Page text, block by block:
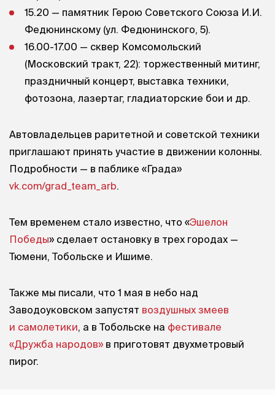
15.20 — памятник Герою Советского Союза И.И.
Федюнинскому (ул. Федюнинского, 5).
16.00-17.00 — сквер Комсомольский
(Московский тракт, 22): торжественный митинг,
праздничный концерт, выставка техники,
фотозона, лазертаг, гладиаторские бои и др.
Автовладельцев раритетной и советской техники
приглашают принять участие в движении колонны.
Подробности — в паблике «Града»
vk.com/grad_team_arb.
Тем временем стало известно, что «Эшелон
Победы» сделает остановку в трех городах —
Тюмени, Тобольске и Ишиме.
Также мы писали, что 1 мая в небо над
Заводоуковском запустят воздушных змеев
и самолетики, а в Тобольске на фестивале
«Дружба народов» в приготовят двухметровый
пирог.